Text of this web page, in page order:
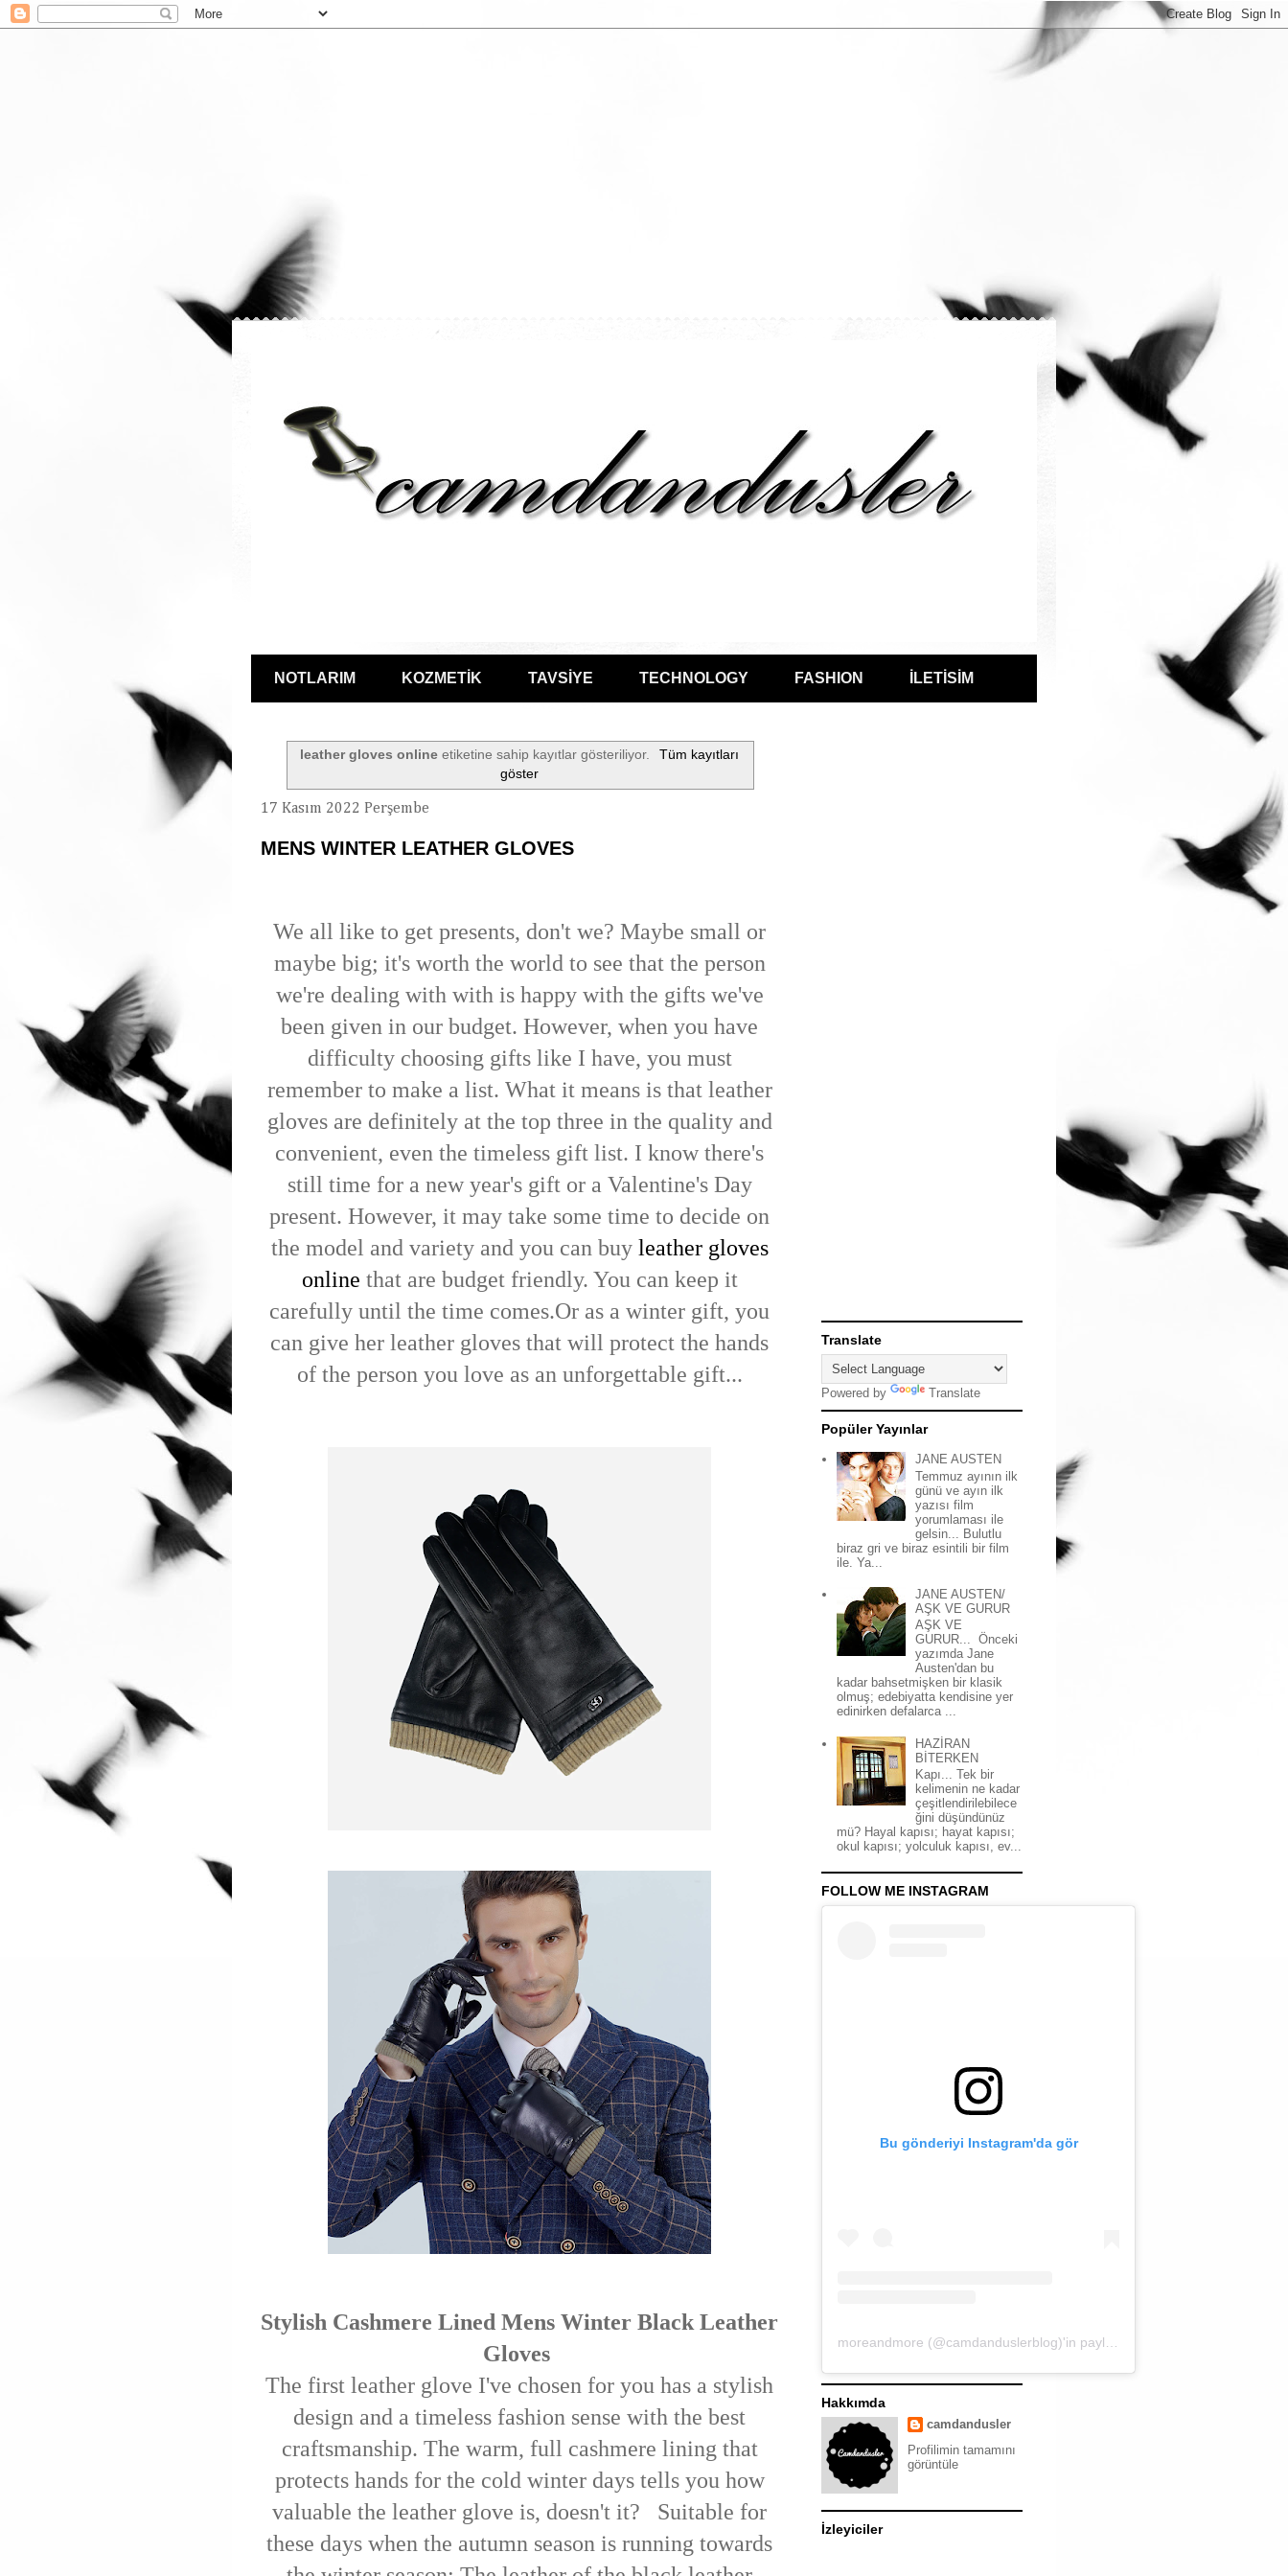
NOTLARIM KOZMETİK TAVSİYE TECHNOLOGY FASHION İLETİSİM
leather gloves online etiketine sahip kayıtlar gösteriliyor.
Tüm kayıtları
göster
17 Kasım 2022 Perşembe
MENS WINTER LEATHER GLOVES
We all like to get presents, don't we? Maybe small or
maybe big; it's worth the world to see that the person
we're dealing with with is happy with the gifts we've
been given in our budget. However, when you have
difficulty choosing gifts like I have, you must
remember to make a list. What it means is that leather
gloves are definitely at the top three in the quality and
convenient, even the timeless gift list. I know there's
still time for a new year's gift or a Valentine's Day
present. However, it may take some time to decide on
the model and variety and you can buy leather gloves
online that are budget friendly. You can keep it
carefully until the time comes.Or as a winter gift, you
can give her leather gloves that will protect the hands
of the person you love as an unforgettable gift...
Stylish Cashmere Lined Mens Winter Black Leather
Gloves
The first leather glove I've chosen for you has a stylish
design and a timeless fashion sense with the best
craftsmanship. The warm, full cashmere lining that
protects hands for the cold winter days tells you how
valuable the leather glove is, doesn't it? Suitable for
these days when the autumn season is running towards
Translate
Powered by Translate
Popüler Yayınlar
JANE AUSTEN
Temmuz ayının ilk
günü ve ayın ilk
yazısı film
yorumlaması ile
gelsin... Bulutlu
biraz gri ve biraz esintili bir film
ile. Ya...
JANE AUSTEN/
AŞK VE GURUR
AŞK VE
GURUR... Önceki
yazımda Jane
Austen'dan bu
kadar bahsetmişken bir klasik
olmuş; edebiyatta kendisine yer
edinirken defalarca ...
HAZİRAN
BİTERKEN
Kapı... Tek bir
kelimenin ne kadar
çeşitlendirilebilece
ğini düşündünüz
mü? Hayal kapısı; hayat kapısı;
okul kapısı; yolculuk kapısı, ev...
FOLLOW ME INSTAGRAM
Bu gönderiyi Instagram'da gör
Hakkımda
camdandusler
Profilimin tamamını
görüntüle
İzleyiciler